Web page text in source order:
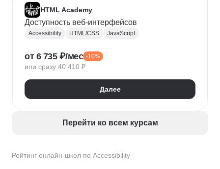
Рейтинг онлайн-школ по Accessibility
HTML Academy
Доступность веб-интерфейсов
Accessibility HTML/CSS JavaScript
от 6 735 ₽/мес -10%
или сразу 40 410 ₽
Далее
Перейти ко всем курсам